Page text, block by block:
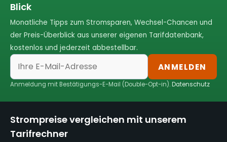
Blick
Monatliche Tipps zum Stromsparen, Wechsel-Chancen und
der Preis-Überblick aus unserer eigenen Tarifdatenbank,
kostenlos und jederzeit abbestellbar.
ANMELDEN
Anmeldung mit Bestätigungs-E-Mail (Double-Opt-in).Datenschutz
Strompreise vergleichen mit unserem
Tarifrechner